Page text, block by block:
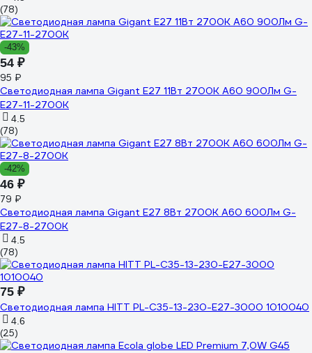
(78)
-43%
54 ₽
95 ₽
Светодиодная лампа Gigant E27 11Вт 2700К А60 900Лм G-
E27-11-2700K
4.5
(78)
-42%
46 ₽
79 ₽
Светодиодная лампа Gigant E27 8Вт 2700К А60 600Лм G-
E27-8-2700K
4.5
(78)
75 ₽
Светодиодная лампа HITT PL-C35-13-230-E27-3000 1010040
4.6
(25)